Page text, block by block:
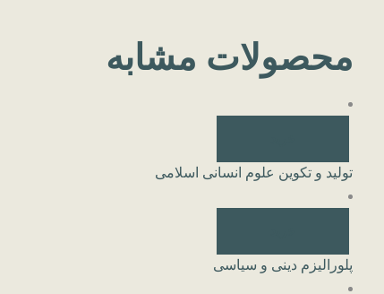
محصولات مشابه
تولید و تکوین علوم انسانی اسلامی
پلورالیزم دینی و سیاسی